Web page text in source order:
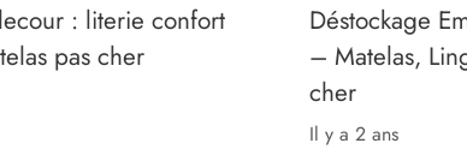
: literie confort
pas cher
Déstockage
– Matelas,
cher
il y a 2 ans